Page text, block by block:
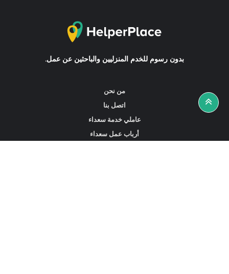
بدون رسوم للخدم المنزليين والباحثين عن عمل.
من نحن
اتصل بنا
عاملي خدمة سعداء
أرباب عمل سعداء